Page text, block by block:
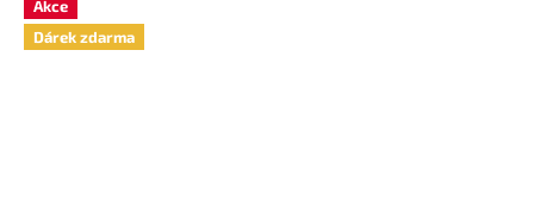
Akce
Dárek zdarma